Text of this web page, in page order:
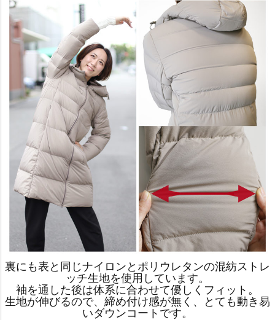
裏にも表と同じナイロンとポリウレタンの混紡ストレ
ッチ生地を使用しています。
袖を通した後は体系に合わせて優しくフィット。
生地が伸びるので、締め付け感が無く、とても動き易
いダウンコートです。